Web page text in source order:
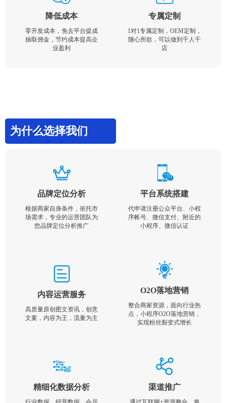
降低成本
零开发成本，免去平台提成
抽取佣金，节约成本提高企
业盈利
专属定制
1对1专属定制，OEM定制，
随心所欲，可以做到千人千
店
为什么选择我们
品牌定位分析
根据商家自身条件，依托市
场需求，专业的运营团队为
您品牌定位分析推广
平台系统搭建
代申请注册公众平台、小程
序帐号、微信支付、附近的
小程序、微信认证
内容运营服务
高质量原创图文资讯，创意
文案，内容为王，流量为主
O2O落地营销
整合商家资源，面向行业热
点，小程序O2O落地营销，
实现粉丝裂变式增长
精细化数据分析 渠道推广